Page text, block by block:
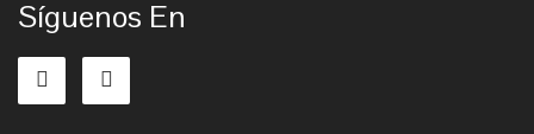
Síguenos En